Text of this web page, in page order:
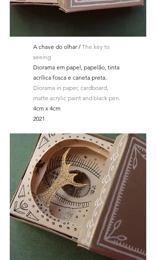
A chave do olhar /The key to
seeing
Diorama em papel, papelão, tinta
acrílica fosca e caneta preta.
Diorama in paper, cardboard,
matte acrylic paint and black pen.
4cm x 4cm
2021